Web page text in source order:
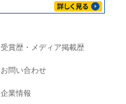
受賞歴・メディア掲載歴
お問い合わせ
企業情報